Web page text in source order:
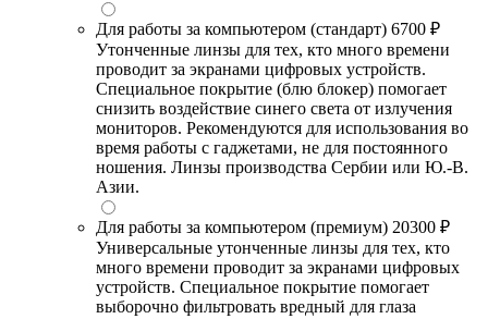
Для работы за компьютером (стандарт) 6700 ₽
Утонченные линзы для тех, кто много времени
проводит за экранами цифровых устройств.
Специальное покрытие (блю блокер) помогает
снизить воздействие синего света от излучения
мониторов. Рекомендуются для использования во
время работы с гаджетами, не для постоянного
ношения. Линзы производства Сербии или Ю.-В.
Азии.
Для работы за компьютером (премиум) 20300 ₽
Универсальные утонченные линзы для тех, кто
много времени проводит за экранами цифровых
устройств. Специальное покрытие помогает
выборочно фильтровать вредный для глаза